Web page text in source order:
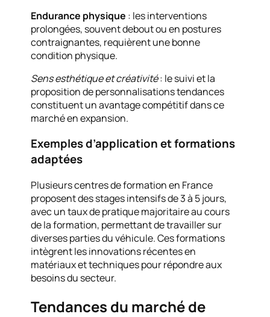
Endurance physique : les interventions
prolongées, souvent debout ou en postures
contraignantes, requièrent une bonne
condition physique.
Sens esthétique et créativité: le suivi et la
proposition de personnalisations tendances
constituent un avantage compétitif dans ce
marché en expansion.
Exemples d’application et formations
adaptées
Plusieurs centres de formation en France
proposent des stages intensifs de 3 à 5 jours,
avec un taux de pratique majoritaire au cours
de la formation, permettant de travailler sur
diverses parties du véhicule. Ces formations
intègrent les innovations récentes en
matériaux et techniques pour répondre aux
besoins du secteur.
Tendances du marché de